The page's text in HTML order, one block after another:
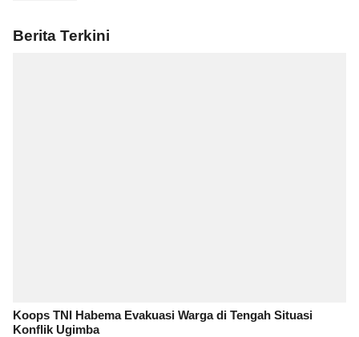
Berita Terkini
Koops TNI Habema Evakuasi Warga di Tengah Situasi
Konflik Ugimba